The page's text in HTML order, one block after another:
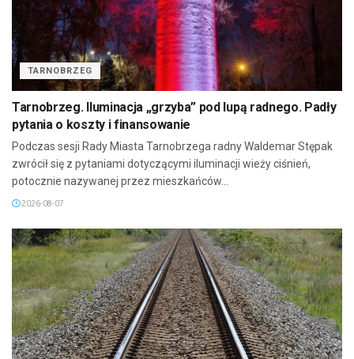
TARNOBRZEG
Tarnobrzeg. Iluminacja „grzyba” pod lupą radnego. Padły
pytania o koszty i finansowanie
Podczas sesji Rady Miasta Tarnobrzega radny Waldemar Stępak
zwrócił się z pytaniami dotyczącymi iluminacji wieży ciśnień,
potocznie nazywanej przez mieszkańców...
2026-08-07